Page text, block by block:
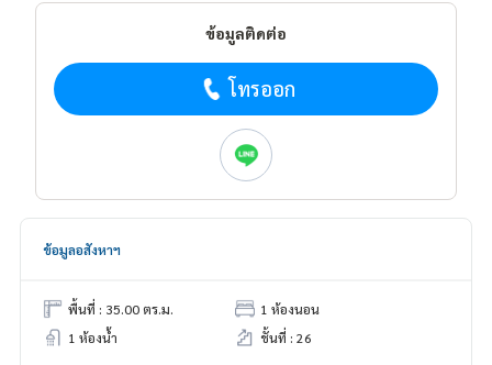
ข้อมูลติดต่อ
โทรออก
ข้อมูลอสังหาฯ
พื้นที่ : 35.00 ตร.ม.
1 ห้องนอน
1 ห้องน้ำ
ชั้นที่ : 26